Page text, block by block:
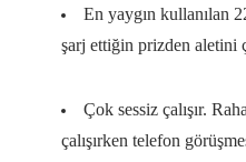
En yaygın kullanılan
şarj ettiğin prizden aletini
Çok sessiz çalışır.
çalışırken telefon